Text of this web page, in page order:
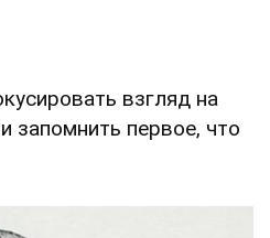
взгляд на
запомнить первое, что